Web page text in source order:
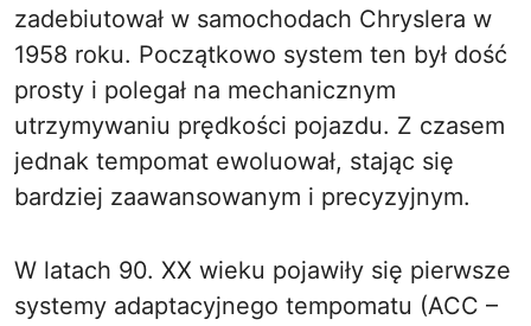
zadebiutował w samochodach Chryslera w
1958 roku. Początkowo system ten był dość
prosty i polegał na mechanicznym
utrzymywaniu prędkości pojazdu. Z czasem
jednak tempomat ewoluował, stając się
bardziej zaawansowanym i precyzyjnym.
W latach 90. XX wieku pojawiły się pierwsze
systemy adaptacyjnego tempomatu (ACC –